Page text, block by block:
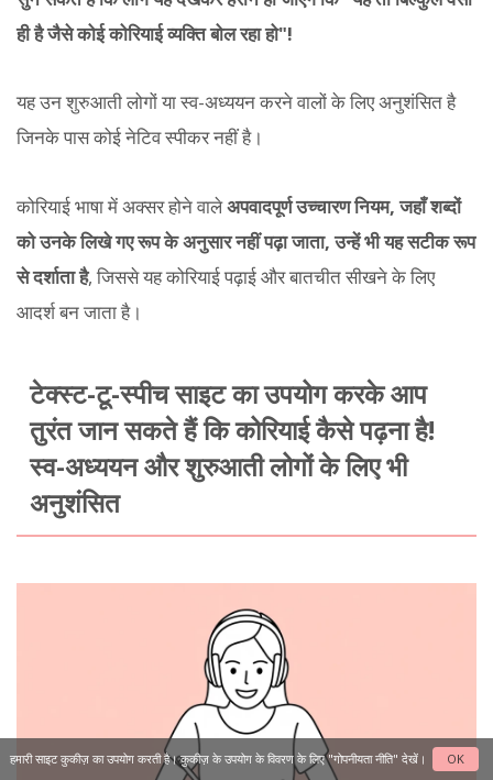
ही है जैसे कोई कोरियाई व्यक्ति बोल रहा हो"!
यह उन शुरुआती लोगों या स्व-अध्ययन करने वालों के लिए अनुशंसित है
जिनके पास कोई नेटिव स्पीकर नहीं है।
कोरियाई भाषा में अक्सर होने वालेअपवादपूर्ण उच्चारण नियम, जहाँ शब्दों
को उनके लिखे गए रूप के अनुसार नहीं पढ़ा जाता, उन्हें भी यह सटीक रूप
से दर्शाता है, जिससे यह कोरियाई पढ़ाई और बातचीत सीखने के लिए
आदर्श बन जाता है।
टेक्स्ट-टू-स्पीच साइट का उपयोग करके आप
तुरंत जान सकते हैं कि कोरियाई कैसे पढ़ना है!
स्व-अध्ययन और शुरुआती लोगों के लिए भी
अनुशंसित
हमारी साइट कुकीज़ का उपयोग करती है। कुकीज़ के उपयोग के विवरण के लिए"गोपनीयता नीति" देखें। OK